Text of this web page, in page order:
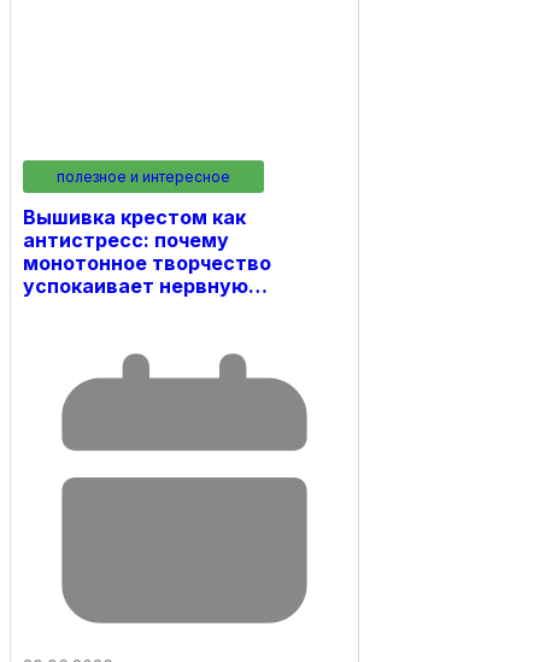
полезное и интересное
Вышивка крестом как
антистресс: почему
монотонное творчество
успокаивает нервную…